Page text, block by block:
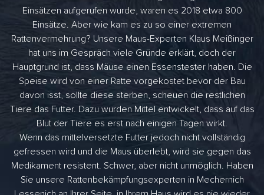
Einsätzen aufgerufen wurde, waren es 2018 etwa 800
Einsätze. Aber wie kam es zu so einer extremen
Rattenvermehrung? Unsere Maus-Experten Klaus Meißinger
hat uns im Gespräch viele Gründe erklärt, doch der
Hauptgrund ist, dass Mäuse einen Essenstester haben. Die
Speise wird von einer Ratte vorgekostet bevor der Bau
davon isst, sollte diese sterben, scheuen die restlichen
Tiere das Futter. Dazu wurden Mittel entwickelt, dass auf das
Blut der Tiere es erst nach einigen Tagen wirkt.
Wenn das mittelversetzte Futter jedoch nicht vollständig
gefressen wird und die Maus überlebt, wird sie gegen das
Medikament resistent. Schwer, aber nicht unmöglich. Haben
Sie unsere Rattenbekämpfungsexperten in Mechernich